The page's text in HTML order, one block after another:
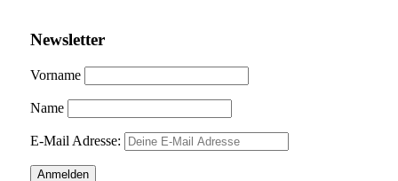
Newsletter
Vorname
Name
E-Mail Adresse: